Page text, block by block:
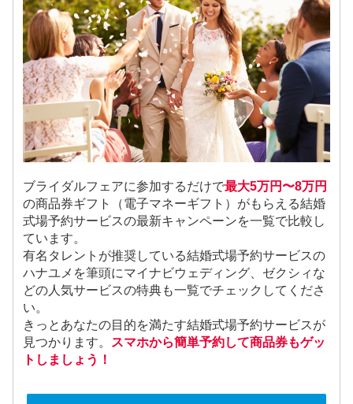
ブライダルフェアに参加するだけで最大5万円〜8万円
の商品券ギフト（電子マネーギフト）がもらえる結婚
式場予約サービスの最新キャンペーンを一覧で比較し
ています。
有名タレントが推奨している結婚式場予約サービスの
ハナユメを筆頭にマイナビウェディング、ゼクシィな
どの人気サービスの特典も一覧でチェックしてくださ
い。
きっとあなたの目的を満たす結婚式場予約サービスが
見つかります。 スマホから簡単予約して商品券もゲッ
トしましょう！